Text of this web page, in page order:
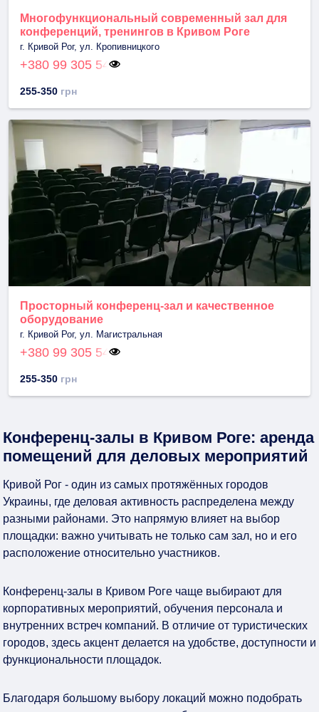
Многофункциональный современный зал для
конференций, тренингов в Кривом Роге
г. Кривой Рог, ул. Кропивницкого
+380 99 305 54
255-350 грн
Просторный конференц-зал и качественное
оборудование
г. Кривой Рог, ул. Магистральная
+380 99 305 54
255-350 грн
Конференц-залы в Кривом Роге: аренда
помещений для деловых мероприятий
Кривой Рог - один из самых протяжённых городов
Украины, где деловая активность распределена между
разными районами. Это напрямую влияет на выбор
площадки: важно учитывать не только сам зал, но и его
расположение относительно участников.
Конференц-залы в Кривом Роге чаще выбирают для
корпоративных мероприятий, обучения персонала и
внутренних встреч компаний. В отличие от туристических
городов, здесь акцент делается на удобстве, доступности и
функциональности площадок.
Благодаря большому выбору локаций можно подобрать